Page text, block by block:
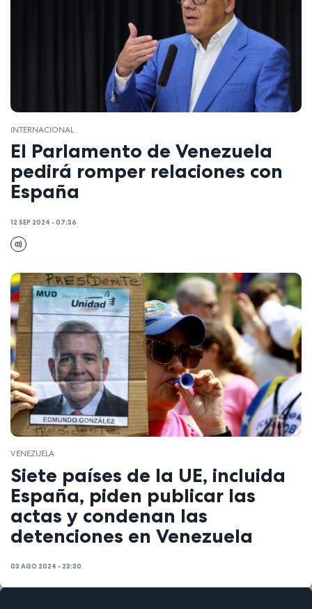
INTERNACIONAL
El Parlamento de Venezuela
pedirá romper relaciones con
España
12 SEP 2024 - 07:36
VENEZUELA
Siete países de la UE, incluida
España, piden publicar las
actas y condenan las
detenciones en Venezuela
03 AGO 2024 - 23:30